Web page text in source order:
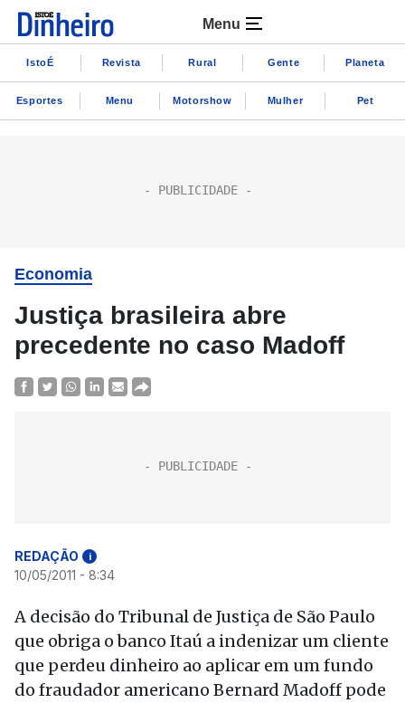
Menu
IstoÉ Revista Rural Gente Planeta
Esportes Menu Motorshow Mulher Pet
Economia
Justiça brasileira abre
precedente no caso Madoff
REDAÇÃO i
10/05/2011 - 8:34
A decisão do Tribunal de Justiça de São Paulo
que obriga o banco Itaú a indenizar um cliente
que perdeu dinheiro ao aplicar em um fundo
do fraudador americano Bernard Madoff pode